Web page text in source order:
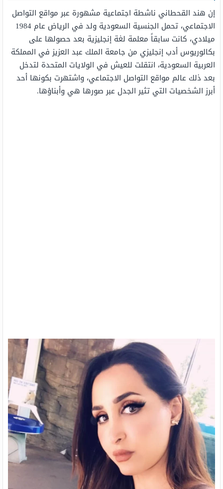
إن هند القحطاني ناشطة اجتماعية مشهورة عبر مواقع التواصل
الاجتماعي، تحمل الجنسية السعودية ولد في الرياض عام 1984
ميلادي، كانت سابقاً معلمة لغة إنجليزية بعد حصولها على
بكالوريوس أدب إنجليزي من جامعة الملك عبد العزيز في المملكة
العربية السعودية، انتقلت للعيش في الولايات المتحدة لتدخل
بعد ذلك عالم مواقع التواصل الاجتماعي، واشتهرت بكونها أحد
أبرز الشخصيات التي تثير الجدل عبر صورها هي وأبناؤها.